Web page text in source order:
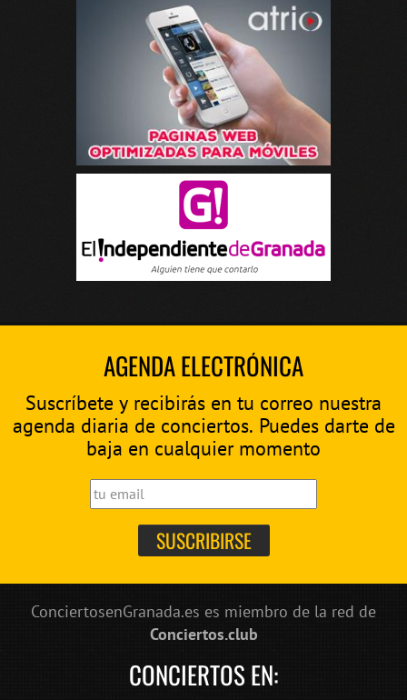
AGENDA ELECTRÓNICA
Suscríbete y recibirás en tu correo nuestra
agenda diaria de conciertos. Puedes darte de
baja en cualquier momento
ConciertosenGranada.es es miembro de la red de
Conciertos.club
CONCIERTOS EN: